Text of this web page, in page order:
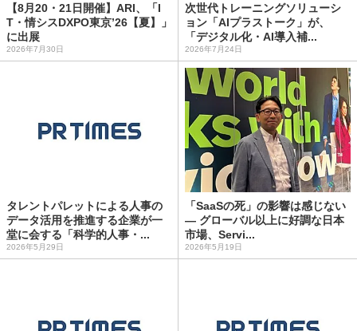
【8月20・21日開催】ARI、「I
T・情シスDXPO東京’26【夏】」
に出展
2026年7月30日
次世代トレーニングソリューシ
ョン「AIプラストーク」が、
「デジタル化・AI導入補...
2026年7月24日
タレントパレットによる人事の
データ活用を推進する企業が一
堂に会する「科学的人事・...
2026年5月29日
「SaaSの死」の影響は感じない
― グローバル以上に好調な日本
市場、Servi...
2026年5月19日